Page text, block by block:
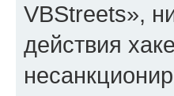
VBStreets»,
действия